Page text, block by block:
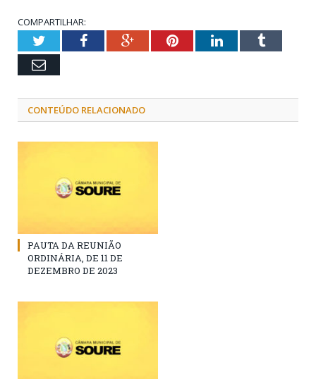
COMPARTILHAR:
TwitterFacebookGoogle+PinterestLinkedInTumblr
Email
CONTEÚDO RELACIONADO
PAUTA DA REUNIÃO
ORDINÁRIA, DE 11 DE
DEZEMBRO DE 2023